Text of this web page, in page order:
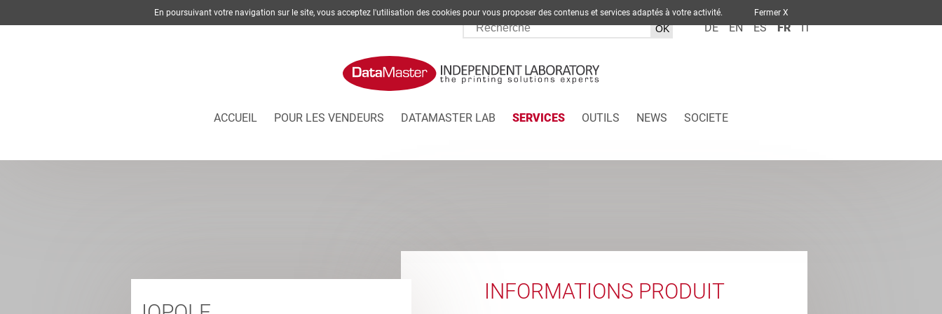
DE EN ES FR IT
ACCUEIL POUR LES VENDEURS DATAMASTER LAB SERVICES OUTILS NEWS SOCIETE
INFORMATIONS PRODUIT
En poursuivant votre navigation sur le site, vous acceptez l'utilisation des cookies pour vous proposer des contenus et services adaptés à votre activité. Fermer X